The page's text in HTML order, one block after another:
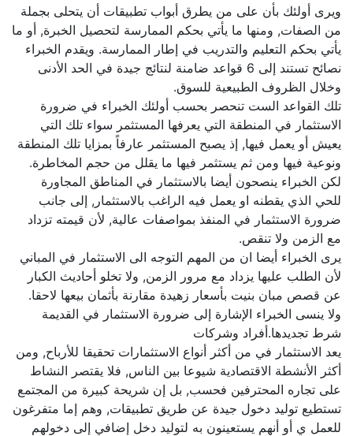
ويرى أولئك بأن على من يطرق أبواب تطبيقات أن يتحلى بجملة
من الصفات, ومنها ما يأتي بحكم الممارسة لتحصيل الخبرة, أو ما
يأتي بحكم التعليم والتدريب في إطار الممارسة. ويقدم الخبراء
نصائح تستند إلى 6 قواعد ضامنة لنتائج جيدة في الحد الأدنى
وخلال الظروف الطبيعية للسوق.
تلك القواعد الست تنحصر بحسب أولئك الخبراء في ضرورة
الاستثمار في المنطقة التي يعرفها المستثمر سواء تلك التي
يعيش أو يعمل فيها, إذ يصبح المستثمر عارفاً بمزايا تلك المنطقة
ونوعية فيها ومن ثم يستثمر فيها ما يقلل من حجم المخاطرة.
لكن الخبراء ينصحون أيضا بالاستثمار في المناطق المجاورة
للحي الذي يقطنه او يعمل فيه الراغب بالاستثمار, إلى جانب
ضرورة الاستثمار في المنفذ بمواصفات عالية, لأن قيمته تزداد
مع الزمن ولا تنقص.
يرى الخبراء أيضا ان من المهم التوجه الى الاستثمار في المباني
لأن الطلب عليها يزداد مع مرور الزمن, ولا تخلو أحاديث الكبار
عن قصص مبان بنيت بأسعار زهيدة مقارنة بأثمان بيعها لاحقا.
ولا ينسى الخبراء الإشارة إلى ضرورة الاستثمار في القديمة
شرط تجديدها.أفراد وشركات
يعد الاستثمار في من أكثر أنواع الاستثمارات تحقيقا للأرباح, ومن
أكثر الأنشطة الاقتصادية شيوعا بين الناس, فلا يقتصر النشاط
على تجاره المحترفين فحسب, بل إن شريحة كبيرة من المجتمع
تستطيع توليد دخول جيدة عن طريق تطبيقات, وهم إما متفرغون
للعمل ي أو أنهم يستعينون به لتوليد دخل إضافي إلى دخولهم